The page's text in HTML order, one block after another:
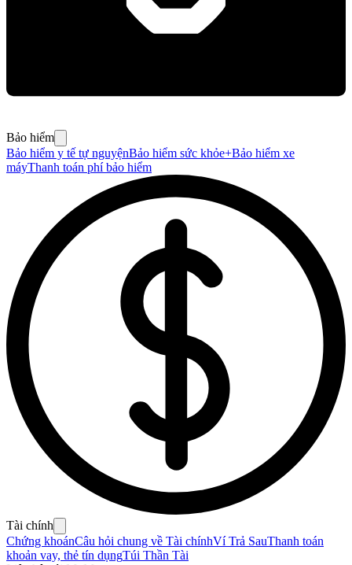
Bảo hiểm
Bảo hiểm y tế tự nguyệnBảo hiểm sức khỏe+Bảo hiểm xe
máyThanh toán phí bảo hiểm
Tài chính
Chứng khoánCâu hỏi chung về Tài chínhVí Trả SauThanh toán
khoản vay, thẻ tín dụngTúi Thần Tài